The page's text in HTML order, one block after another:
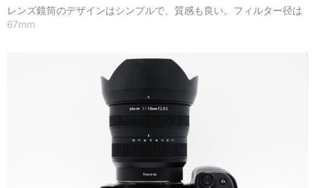
レンズ鏡筒のデザインはシンプルで、質感も良い。フィルター径は
67mm